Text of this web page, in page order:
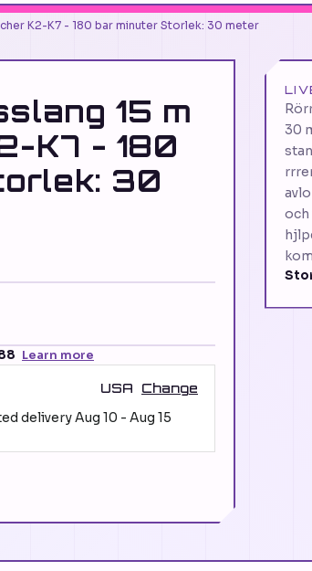
K2-K7 - 180 bar minuter Storlek: 30 meter
15 m
K7 - 180
30
Learn more
USA Change
deliveryAug 10 - Aug 15
30
och